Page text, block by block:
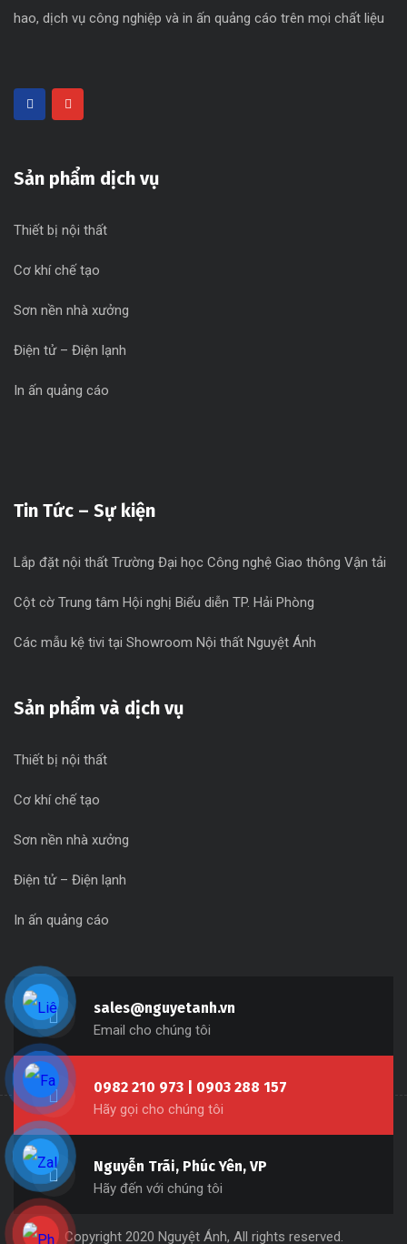
hao, dịch vụ công nghiệp và in ấn quảng cáo trên mọi chất liệu
Sản phẩm dịch vụ
Thiết bị nội thất
Cơ khí chế tạo
Sơn nền nhà xưởng
Điện tử – Điện lạnh
In ấn quảng cáo
Tin Tức – Sự kiện
Lắp đặt nội thất Trường Đại học Công nghệ Giao thông Vận tải
Cột cờ Trung tâm Hội nghị Biểu diễn TP. Hải Phòng
Các mẫu kệ tivi tại Showroom Nội thất Nguyệt Ánh
Sản phẩm và dịch vụ
Thiết bị nội thất
Cơ khí chế tạo
Sơn nền nhà xưởng
Điện tử – Điện lạnh
In ấn quảng cáo
sales@nguyetanh.vn
Email cho chúng tôi
0982 210 973 | 0903 288 157
Hãy gọi cho chúng tôi
Nguyễn Trãi, Phúc Yên, VP
Hãy đến với chúng tôi
Copyright 2020 Nguyệt Ánh, All rights reserved.